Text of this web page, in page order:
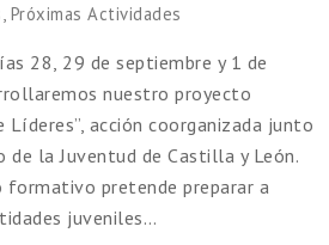
Próximas Actividades
28, 29 de septiembre y 1 de
nuestro proyecto
Líderes”, acción coorganizada junto
de la Juventud de Castilla y León.
formativo pretende preparar a
juveniles…